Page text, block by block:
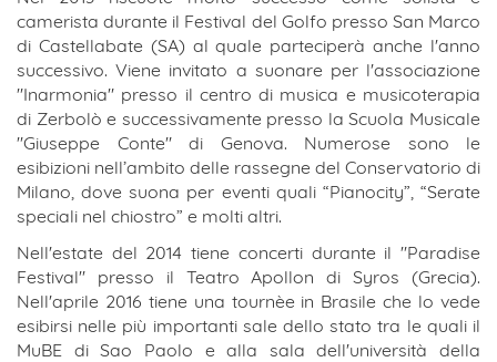
camerista durante il Festival del Golfo presso San Marco
di Castellabate (SA) al quale parteciperà anche l'anno
successivo. Viene invitato a suonare per l'associazione
"Inarmonia" presso il centro di musica e musicoterapia
di Zerbolò e successivamente presso la Scuola Musicale
"Giuseppe Conte" di Genova. Numerose sono le
esibizioni nell’ambito delle rassegne del Conservatorio di
Milano, dove suona per eventi quali “Pianocity”, “Serate
speciali nel chiostro” e molti altri.
Nell'estate del 2014 tiene concerti durante il "Paradise
Festival" presso il Teatro Apollon di Syros (Grecia).
Nell'aprile 2016 tiene una tournèe in Brasile che lo vede
esibirsi nelle più importanti sale dello stato tra le quali il
MuBE di Sao Paolo e alla sala dell'università della